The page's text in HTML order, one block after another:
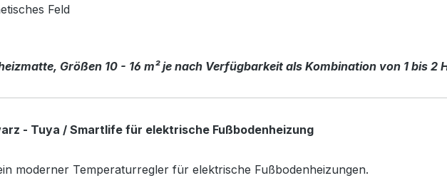
Feld
Größen 10 - 16 m² je nach Verfügbarkeit als Kombination von 1 bis 2
- Tuya / Smartlife für elektrische Fußbodenheizung
moderner Temperaturregler für elektrische Fußbodenheizungen.